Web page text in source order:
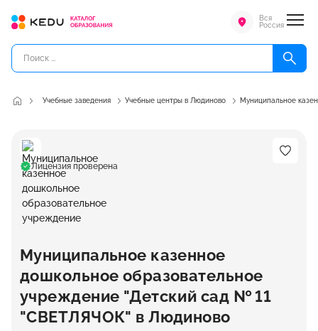
Вся
Россия
Учебные заведения Учебные центры в Людиново Муниципальное
Лицензия проверена
Муниципальное казенное
дошкольное образовательное
учреждение "Детский сад № 11
"СВЕТЛЯЧОК" в Людиново